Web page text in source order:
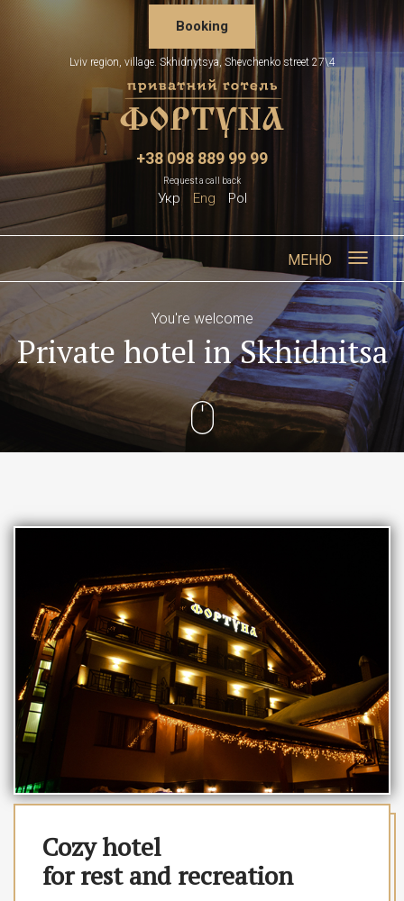
Booking
Lviv region, village. Skhidnytsya, Shevchenko street 27\4
+38 098 889 99 99
Request a call back
Укр Eng Pol
МЕНЮ
You're welcome
Private hotel in Skhidnitsa
Cozy hotel
for rest and recreation